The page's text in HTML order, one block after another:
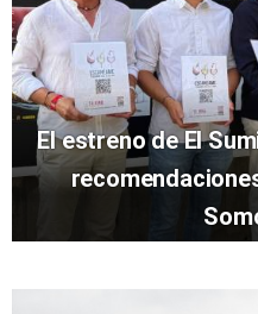
El estreno de El